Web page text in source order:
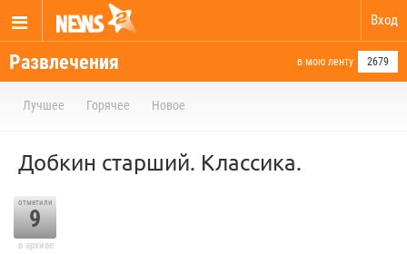
Вход
Развлечения в мою ленту 2679
Лучшее Горячее Новое
Добкин старший. Классика.
отметили
9
в архиве